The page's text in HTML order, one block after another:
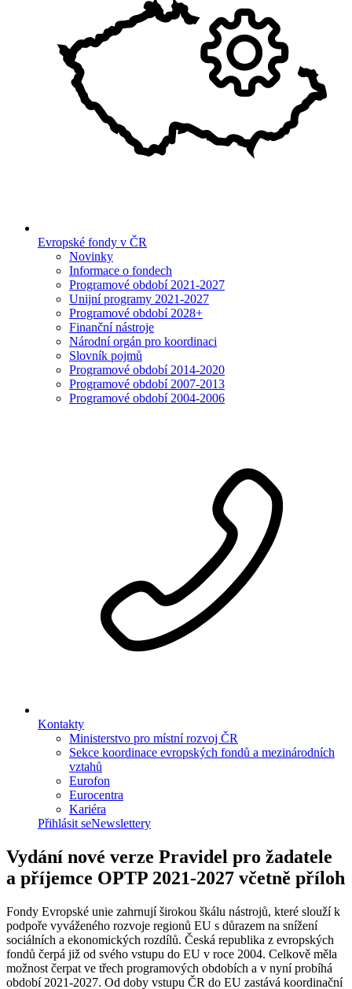
Evropské fondy v ČR
Novinky
Informace o fondech
Programové období 2021-2027
Unijní programy 2021-2027
Programové období 2028+
Finanční nástroje
Národní orgán pro koordinaci
Slovník pojmů
Programové období 2014-2020
Programové období 2007-2013
Programové období 2004-2006
Kontakty
Ministerstvo pro místní rozvoj ČR
Sekce koordinace evropských fondů a mezinárodních
vztahů
Eurofon
Eurocentra
Kariéra
Přihlásit seNewslettery
Vydání nové verze Pravidel pro žadatele
a příjemce OPTP 2021-2027 včetně příloh
Fondy Evropské unie zahrnují širokou škálu nástrojů, které slouží k
podpoře vyváženého rozvoje regionů EU s důrazem na snížení
sociálních a ekonomických rozdílů. Česká republika z evropských
fondů čerpá již od svého vstupu do EU v roce 2004. Celkově měla
možnost čerpat ve třech programových obdobích a v nyní probíhá
období 2021-2027. Od doby vstupu ČR do EU zastává koordinační